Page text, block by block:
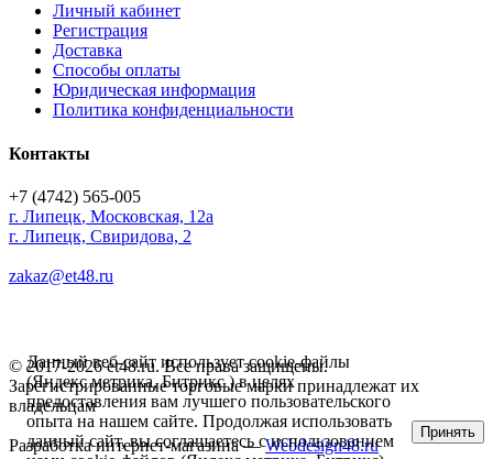
Личный кабинет
Регистрация
Доставка
Способы оплаты
Юридическая информация
Политика конфиденциальности
Контакты
+7 (4742) 565-005
г. Липецк, Московская, 12а
г. Липецк, Свиридова, 2
zakaz@et48.ru
© 2017-2026 et48.ru. Все права защищены.
Зарегистрированные торговые марки принадлежат их
владельцам
Разработка интернет-магазина —Webdesign48.ru
Данный веб-сайт использует cookie-файлы
(Яндекс метрика, Битрикс ) в целях
предоставления вам лучшего пользовательского
опыта на нашем сайте. Продолжая использовать
данный сайт, вы соглашаетесь с использованием
Принять